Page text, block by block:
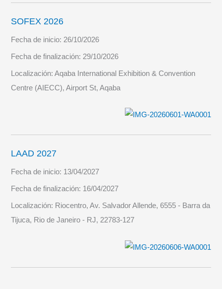
SOFEX 2026
Fecha de inicio: 26/10/2026
Fecha de finalización: 29/10/2026
Localización:Aqaba International Exhibition & Convention
Centre (AIECC), Airport St, Aqaba
LAAD 2027
Fecha de inicio: 13/04/2027
Fecha de finalización: 16/04/2027
Localización: Riocentro, Av. Salvador Allende, 6555 - Barra da
Tijuca, Rio de Janeiro - RJ, 22783-127